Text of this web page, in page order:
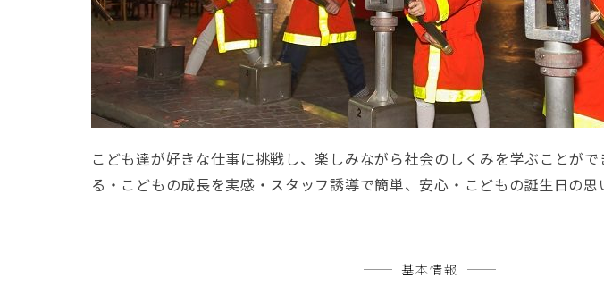
こども達が好きな仕事に挑戦し、楽しみながら社会のしくみを学ぶことが
る・こどもの成長を実感・スタッフ誘導で簡単、安心・こどもの誕生日の思
基本情報